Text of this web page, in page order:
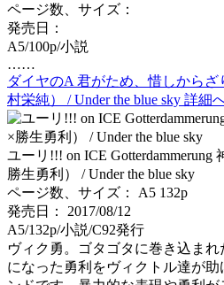
ページ数、サイズ：
発売日：
A5/100p/小説
……
ダイヤのA 君がため、惜しから
村栄純） / Under the blue sky 詳細
ユーリ!!! on ICE
勝生勇利） / Under the blue sky
ページ数、サイズ： A5 132p
発売日： 2017/08/12
A5/132p/小説/C92発行
ヴィク勇。ゴタゴタに巻き込ま
になった勇利をヴィクトル達が